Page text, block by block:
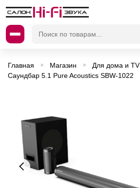
Главная » Магазин » Для дома и TV
Саундбар 5.1 Pure Acoustics SBW-1022